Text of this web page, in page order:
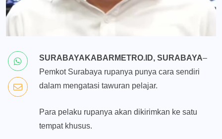
SURABAYAKABARMETRO.ID, SURABAYA–
Pemkot Surabaya rupanya punya cara sendiri
dalam mengatasi tawuran pelajar.
Para pelaku rupanya akan dikirimkan ke satu
tempat khusus.